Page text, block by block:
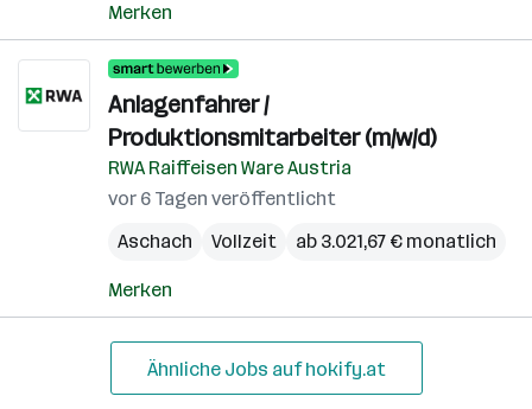
Merken
Anlagenfahrer /
Produktionsmitarbeiter (m/w/d)
RWA Raiffeisen Ware Austria
vor 6 Tagen veröffentlicht
Aschach
Vollzeit ab 3.021,67 € monatlich
Merken
Ähnliche Jobs auf hokify.at